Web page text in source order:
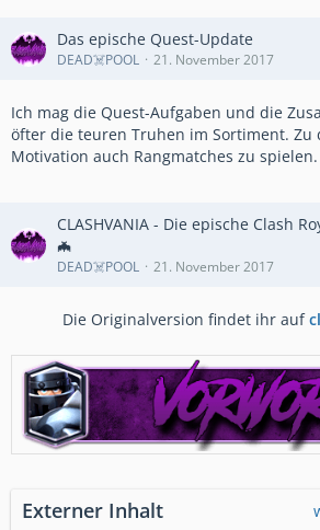
Das epische Quest-Update
DEAD☠️POOL 21. November 2017
Ich mag die Quest-Aufgaben und die
öfter die teuren Truhen im Sortiment. Zu
Motivation auch Rangmatches zu spielen.
CLASHVANIA - Die epische Clash
🦇
DEAD☠️POOL 21. November 2017
Die Originalversion findet ihr auf
Externer Inhalt